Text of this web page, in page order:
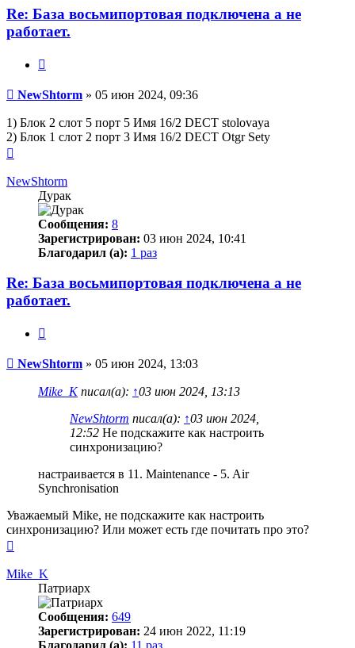
Re: База восьмипортовая подключена а не
работает.
Сообщение
NewShtorm » 05 июн 2024, 09:36
1) Блок 2 слот 5 порт 5 Имя 16/2 DECT stolovaya
2) Блок 1 слот 2 порт 3 Имя 16/2 DECT Otgr Sety
началу
NewShtorm
Дурак
Сообщения: 8
Зарегистрирован: 03 июн 2024, 10:41
Благодарил (а): 1 раз
Re: База восьмипортовая подключена а не
работает.
Сообщение
NewShtorm » 05 июн 2024, 13:03
Mike_Kписал(а): ↑03 июн 2024, 13:13
NewShtorm писал(а): ↑03 июн 2024,
12:52 Не подскажите как настроить
синхронизацию?
настраивается в 11. Maintenance - 5. Air
Synchronisation
Уважаемый Mike, не подскажите как настроить
синхронизацию? Или может есть где почитать про это?
началу
Mike_K
Патриарх
Сообщения: 649
Зарегистрирован: 24 июн 2022, 11:19